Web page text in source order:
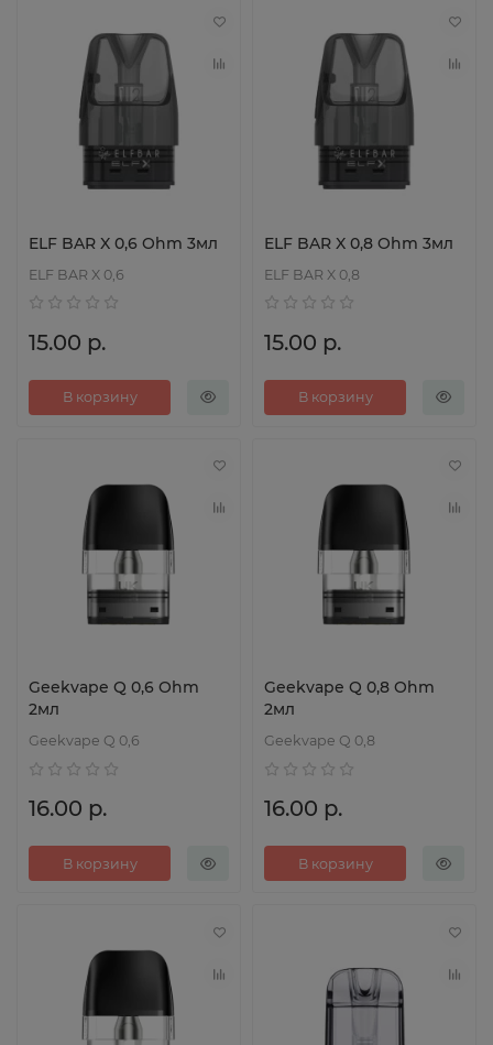
ELF BAR X 0,6 Ohm 3мл
ELF BAR X 0,6
15.00 р.
В корзину
ELF BAR X 0,8 Ohm 3мл
ELF BAR X 0,8
15.00 р.
В корзину
Geekvape Q 0,6 Ohm
2мл
Geekvape Q 0,6
16.00 р.
В корзину
Geekvape Q 0,8 Ohm
2мл
Geekvape Q 0,8
16.00 р.
В корзину